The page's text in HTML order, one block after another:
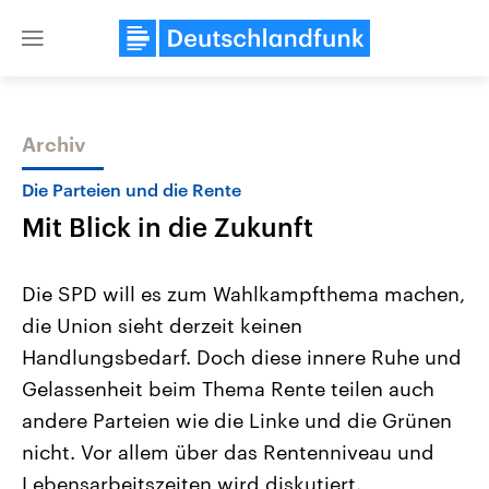
Close
Themen
Landtagswahl Sachsen-Anhalt
2026
Alle Informationen
Sachsen-Anhalt wählt am 6.
September 2026 einen neuen
Bundesland von einer Koalition aus
USA
Aktuelle Beiträge,
Hintergründe
Wirtschaftlich und
gehören die Vereinigten
mit großem Einfluss auf
Archiv
Die Parteien und die Rente
Mit Blick in die Zukunft
Die SPD will es zum Wahlkampfthema machen,
die Union sieht derzeit keinen
Handlungsbedarf. Doch diese innere Ruhe und
Gelassenheit beim Thema Rente teilen auch
andere Parteien wie die Linke und die Grünen
nicht. Vor allem über das Rentenniveau und
Lebensarbeitszeiten wird diskutiert.